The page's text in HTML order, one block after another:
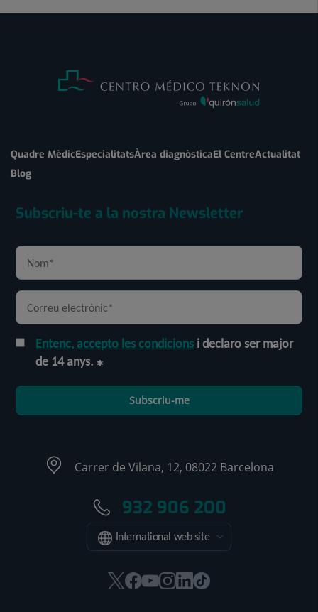
Quadre MèdicEspecialitatsÀrea diagnòsticaEl CentreActualitat
Blog
Subscriu-te a la nostra Newsletter
Entenc, accepto les condicions i declaro ser major
de 14 anys.
Subscriu-me
Carrer de Vilana, 12, 08022 Barcelona
932 906 200
International web site
AquestAquestAquestAquest
AquestEnllaç